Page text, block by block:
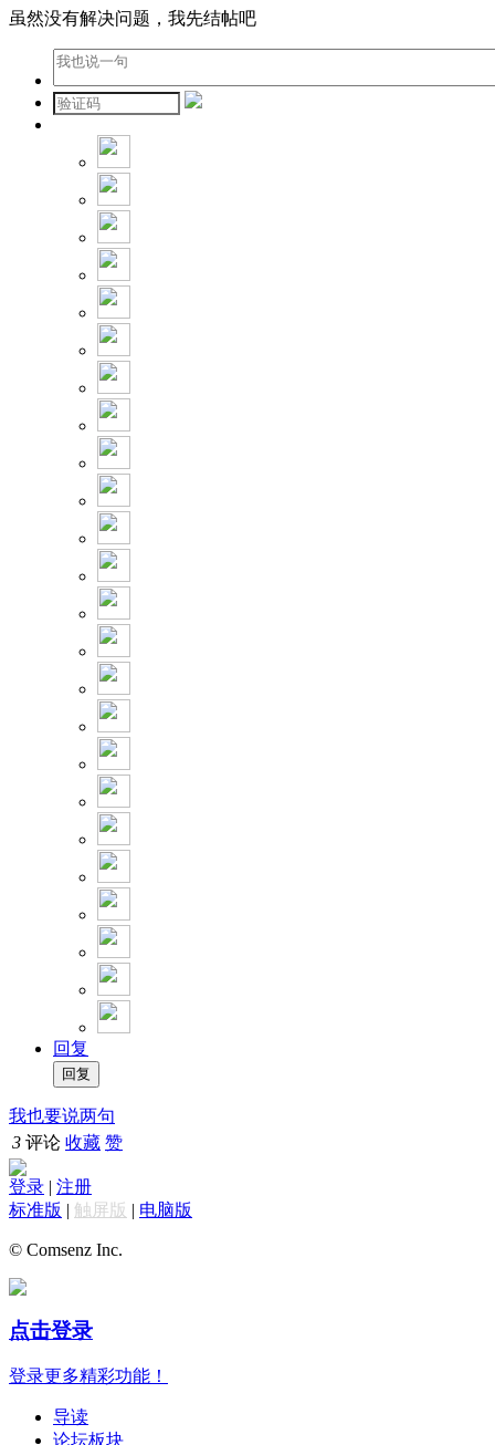
虽然没有解决问题，我先结帖吧
回复
我也要说两句
3 评论 收藏 赞
登录 | 注册
标准版 | 触屏版 | 电脑版
© Comsenz Inc.
点击登录
登录更多精彩功能！
导读
论坛板块